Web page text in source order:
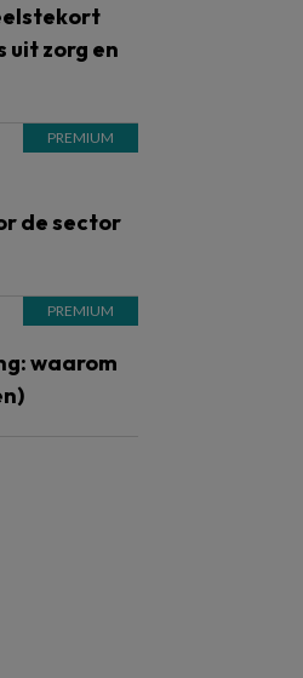
uit zorg en
de sector
waarom